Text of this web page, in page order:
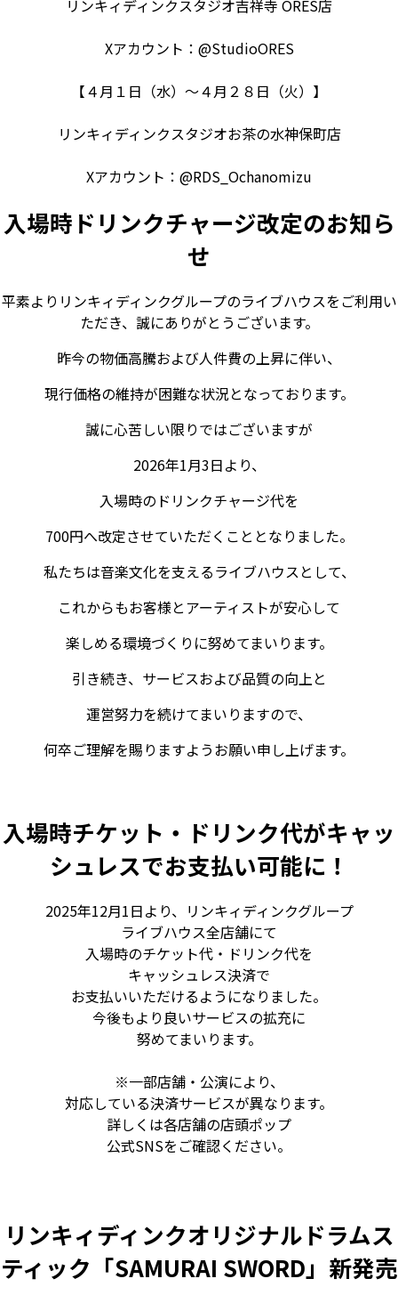
リンキィディンクスタジオ吉祥寺 ORES店
Xアカウント：@StudioORES
【４月１日（水）～４月２８日（火）】
リンキィディンクスタジオお茶の水神保町店
Xアカウント：@RDS_Ochanomizu
入場時ドリンクチャージ改定のお知ら
せ
平素よりリンキィディンクグループのライブハウスをご利用い
ただき、誠にありがとうございます。
昨今の物価高騰および人件費の上昇に伴い、
現行価格の維持が困難な状況となっております。
誠に心苦しい限りではございますが
2026年1月3日より、
入場時のドリンクチャージ代を
700円へ改定させていただくこととなりました。
私たちは音楽文化を支えるライブハウスとして、
これからもお客様とアーティストが安心して
楽しめる環境づくりに努めてまいります。
引き続き、サービスおよび品質の向上と
運営努力を続けてまいりますので、
何卒ご理解を賜りますようお願い申し上げます。
入場時チケット・ドリンク代がキャッ
シュレスでお支払い可能に！
2025年12月1日より、リンキィディンクグループ
ライブハウス全店舗にて
入場時のチケット代・ドリンク代を
キャッシュレス決済で
お支払いいただけるようになりました。
今後もより良いサービスの拡充に
努めてまいります。
※一部店舗・公演により、
対応している決済サービスが異なります。
詳しくは各店舗の店頭ポップ
公式SNSをご確認ください。
リンキィディンクオリジナルドラムス
ティック「SAMURAI SWORD」新発売